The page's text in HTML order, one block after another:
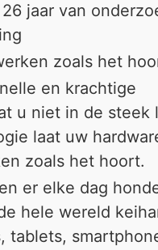
jaar van
zoals het
en krachtige
u niet in de steek
laat uw
zoals het hoort.
er elke dag
hele wereld
tablets,